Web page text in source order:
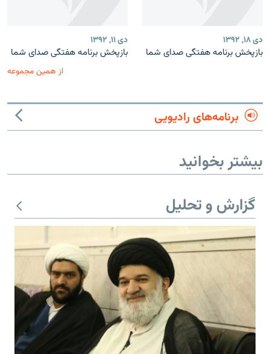
دی ۱۸, ۱۳۹۲
بازپخش برنامه‌ هفتگی صدای شما
دی ۱۱, ۱۳۹۲
بازپخش برنامه‌ هفتگی صدای شما
از همین مجموعه
برنامه‌های رادیویی
بیشتر بخوانید
گزارش و تحلیل